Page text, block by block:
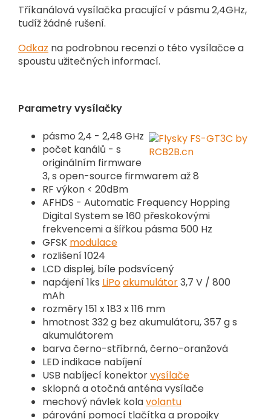
Tříkanálová vysílačka pracující v pásmu 2,4GHz,
tudíž žádné rušení.
Odkaz na podrobnou recenzi o této vysílačce a
spoustu užitečných informací.
Parametry vysílačky
pásmo 2,4 - 2,48 GHz
počet kanálů - s
originálním firmware
3, s open-source firmwarem až 8
RF výkon < 20dBm
AFHDS - Automatic Frequency Hopping
Digital System se 160 přeskokovými
frekvencemi a šířkou pásma 500 Hz
GFSK modulace
rozlišení 1024
LCD displej, bíle podsvícený
napájení 1ks LiPoakumulátor3,7 V / 800
mAh
rozměry 151 x 183 x 116 mm
hmotnost 332 g bez akumulátoru, 357 g s
akumulátorem
barva černo-stříbrná, černo-oranžová
LED indikace nabíjení
USB nabíjecí konektorvysílače
sklopná a otočná anténa vysílače
mechový návlek kolavolantu
párování pomocí tlačítka a propojky